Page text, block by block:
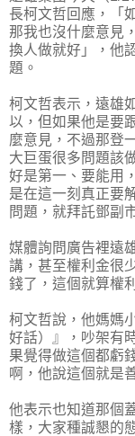
長柯文哲回應，「
那我也沒什麼意見
換人做就好」，他
題。
柯文哲表示，遠雄
以，但如果他是要
麼意見，不過那登
大巨蛋很多問題該
好是第一、要能用
是在這一刻真正要
問題，就拜託鄧副
媒體詢問廣告裡遠
講，甚至權利金很
錢了，這個就算權
柯文哲說，他媽媽
好話）』，吵架有
果覺得做這個都虧
啊，他說這個就是
他表示也知道那個
樣，大家種誠懇的